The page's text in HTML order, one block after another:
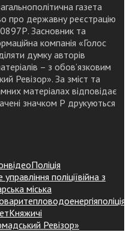
газета
про державну реєстрацію
Засновник та
компанія «Голос
думку авторів
– з обов’язковим
Ревізор». За зміст та
матеріалах відповідає
значком Р друкуються
відеоПоліція
поліціївійна з
міська
поліція
Княжичі
Ревізор»